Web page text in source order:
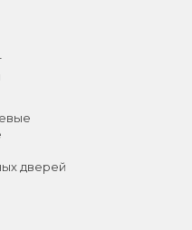
дверей